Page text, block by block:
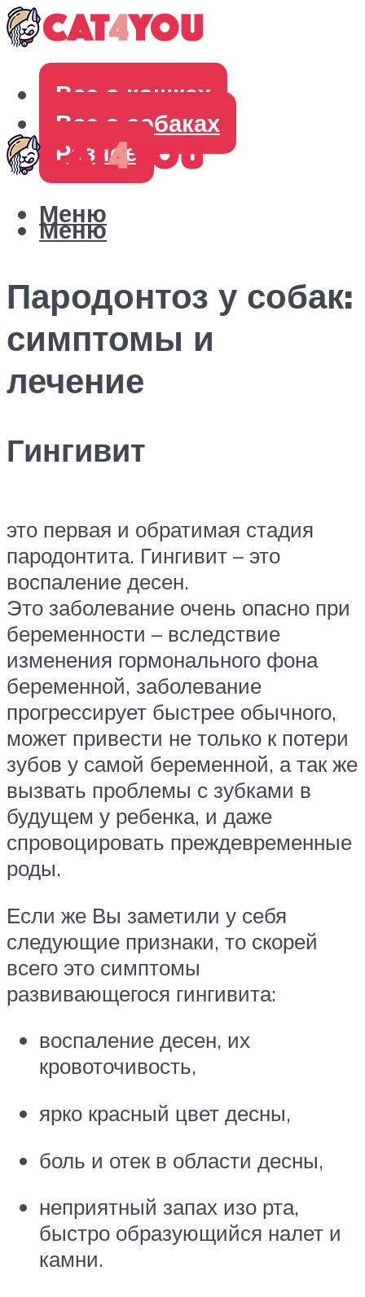
Все о кошках
Все о собаках
Разное
Меню
Меню
Пародонтоз у собак:
симптомы и
лечение
Гингивит
это первая и обратимая стадия
пародонтита. Гингивит – это
воспаление десен.
Это заболевание очень опасно при
беременности – вследствие
изменения гормонального фона
беременной, заболевание
прогрессирует быстрее обычного,
может привести не только к потери
зубов у самой беременной, а так же
вызвать проблемы с зубками в
будущем у ребенка, и даже
спровоцировать преждевременные
роды.
Если же Вы заметили у себя
следующие признаки, то скорей
всего это симптомы
развивающегося гингивита:
воспаление десен, их
кровоточивость,
ярко красный цвет десны,
боль и отек в области десны,
неприятный запах изо рта,
быстро образующийся налет и
камни.